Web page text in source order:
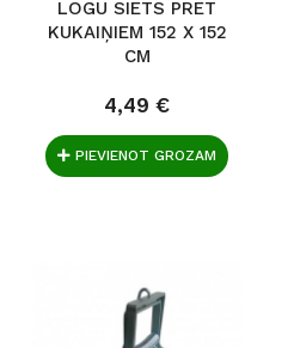
LOGU SIETS PRET
KUKAIŅIEM 152 X 152
CM
4,49 €
PIEVIENOT GROZAM